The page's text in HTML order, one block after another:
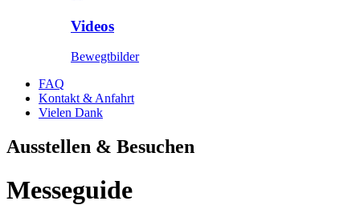
Videos
Bewegtbilder
FAQ
Kontakt & Anfahrt
Vielen Dank
Ausstellen & Besuchen
Messeguide